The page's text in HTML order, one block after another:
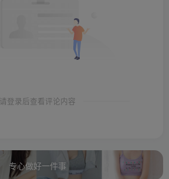
请登录后查看评论内容
专心做好一件事